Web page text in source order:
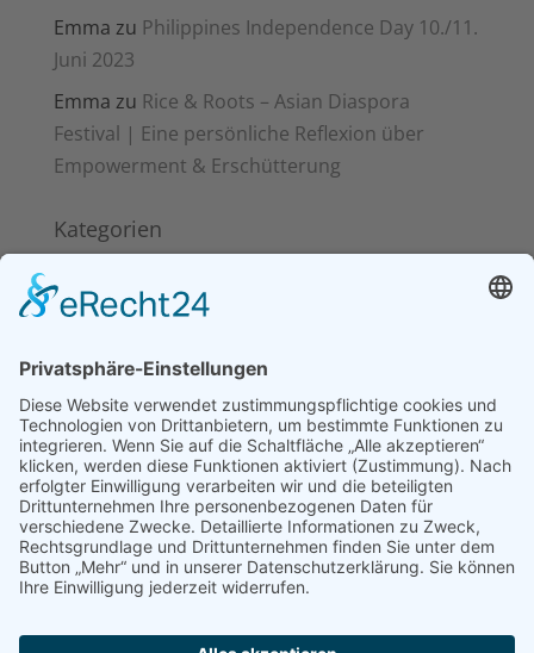
Emma zu Philippines Independence Day 10./11.
Juni 2023
Emma zu Rice & Roots – Asian Diaspora
Festival | Eine persönliche Reflexion über
Empowerment & Erschütterung
Kategorien
News
Reisen
Schlagwörter
Ayan Restaurant Berlin Halo-Halo Henerasyon 2.0
philippinebüro philippinische Mythologie Pinoy Food
Podcast Rice & Roots tabo-tabo Tagalog